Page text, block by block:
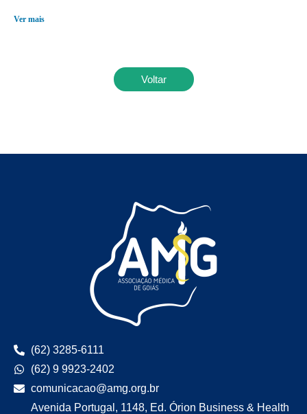
Ver mais
Voltar
(62) 3285-6111
(62) 9 9923-2402
comunicacao@amg.org.br
Avenida Portugal, 1148, Ed. Órion Business & Health